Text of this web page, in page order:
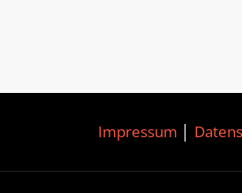
Impressum